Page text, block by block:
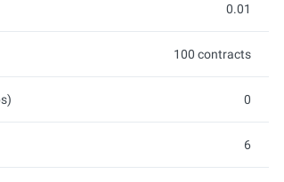
0.01
100 contracts
0
6